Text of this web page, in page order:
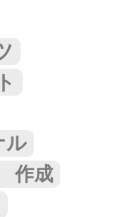
ル
作成